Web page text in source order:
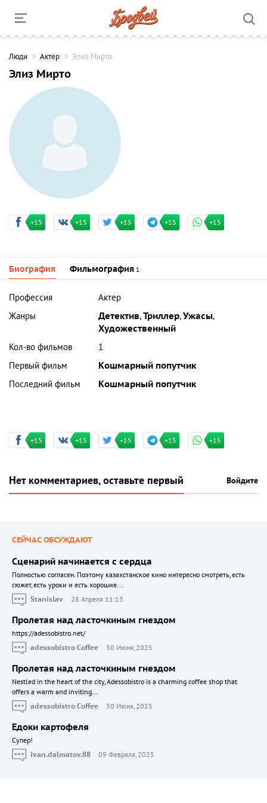
Люди Актер Элиз Мирто
Элиз Мирто
+15 +15 +15 +15 +15
Биография Фильмография 1
Профессия
Актер
Жанры
Детектив,Триллер,Ужасы,
Художественный
Кол-во фильмов
1
Первый фильм
Кошмарный попутчик
Последний фильм
Кошмарный попутчик
+15 +15 +15 +15 +15
Нет комментариев, оставьте первый Войдите
СЕЙЧАС ОБСУЖДАЮТ
Сценарий начинается с сердца
Полностью согласен. Поэтому казахстанское кино интересно смотреть, есть
сюжет, есть уроки и есть хорошие...
Stanislav
28 Апреля 11:13
Пролетая над ласточкиным гнездом
https://adessobistro.net/
adessobistro Coffee
30 Июня, 2025
Пролетая над ласточкиным гнездом
Nestled in the heart of the city, Adessobistro is a charming coffee shop that
offers a warm and inviting...
adessobistro Coffee
30 Июня, 2025
Едоки картофеля
Cупер!
ivan.dalmatov.88
09 Февраля, 2025